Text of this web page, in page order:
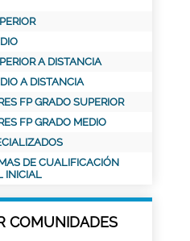
A DISTANCIA
A DISTANCIA
FP GRADO SUPERIOR
FP GRADO MEDIO
DE CUALIFICACIÓN
INICIAL
COMUNIDADES